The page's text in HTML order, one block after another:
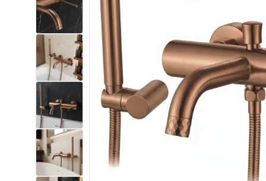
Vase WC si Bideuri
Lavoare
Cazi cu paravane
Baterii sanitare
Dusuri